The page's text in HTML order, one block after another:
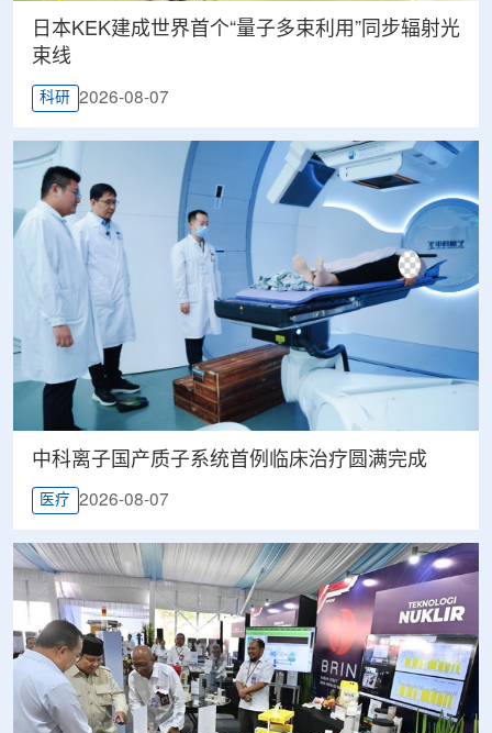
日本KEK建成世界首个“量子多束利用”同步辐射光
束线
科研 2026-08-07
中科离子国产质子系统首例临床治疗圆满完成
医疗 2026-08-07